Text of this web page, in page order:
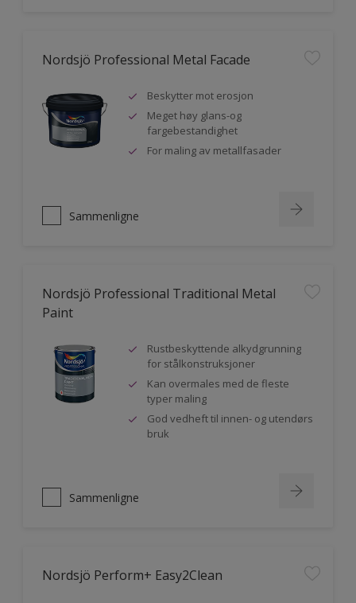
Nordsjö Professional Metal Facade
Beskytter mot erosjon
Meget høy glans-og
fargebestandighet
For maling av metallfasader
Sammenligne
Nordsjö Professional Traditional Metal
Paint
Rustbeskyttende alkydgrunning
for stålkonstruksjoner
Kan overmales med de fleste
typer maling
God vedheft til innen- og utendørs
bruk
Sammenligne
Nordsjö Perform+ Easy2Clean